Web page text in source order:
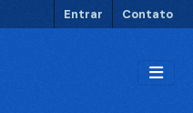
Entrar Contato